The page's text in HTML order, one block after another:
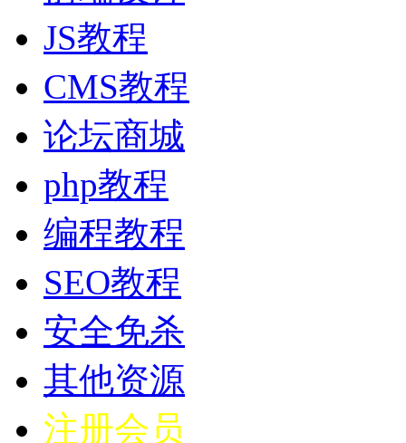
JS教程
CMS教程
论坛商城
php教程
编程教程
SEO教程
安全免杀
其他资源
注册会员